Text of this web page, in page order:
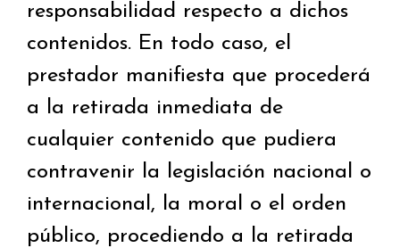
responsabilidad respecto a dichos
contenidos. En todo caso, el
prestador manifiesta que procederá
a la retirada inmediata de
cualquier contenido que pudiera
contravenir la legislación nacional o
internacional, la moral o el orden
público, procediendo a la retirada